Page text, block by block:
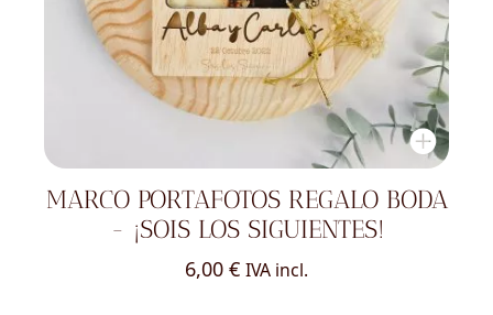
MARCO PORTAFOTOS REGALO BODA
- ¡SOIS LOS SIGUIENTES!
6,00 € IVA incl.